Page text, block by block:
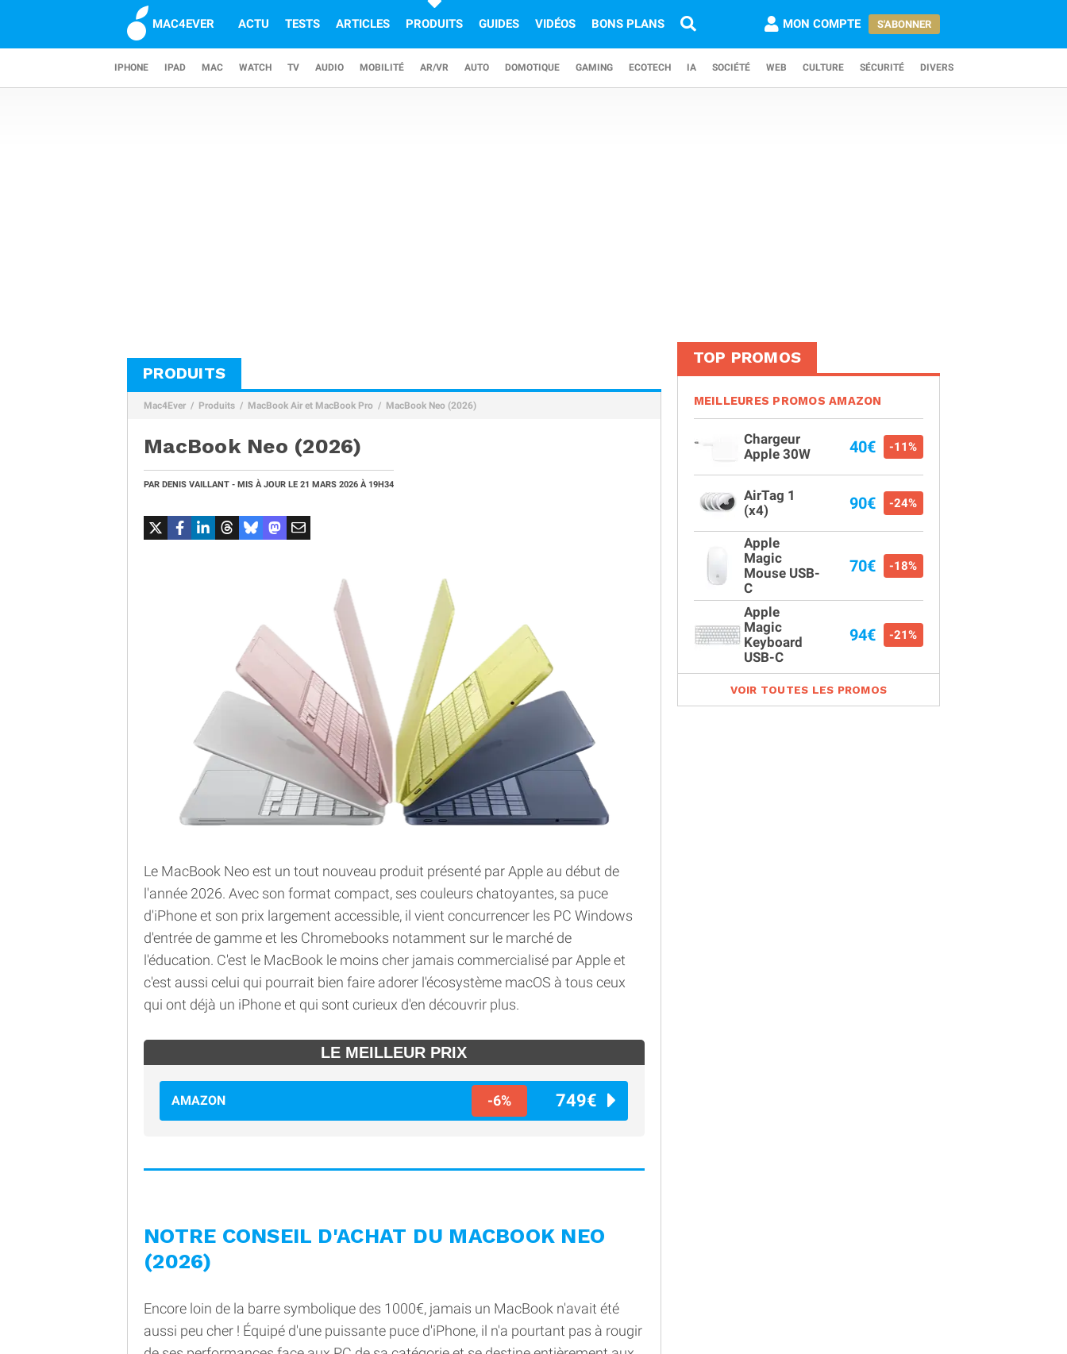
MAC4EVER ACTU TESTS ARTICLES PRODUITS GUIDES VIDÉOS BONS PLANS MON COMPTE S'ABONNER
IPHONE IPAD MAC WATCH TV AUDIO MOBILITÉ AR/VR AUTO DOMOTIQUE GAMING ECOTECH IA SOCIÉTÉ WEB CULTURE SÉCURITÉ DIVERS
PRODUITS
Mac4Ever Produits MacBook Air et MacBook Pro MacBook Neo (2026)
MacBook Neo (2026)
PAR DENIS VAILLANT - MIS À JOUR LE 21 MARS 2026 À 19H34
Le MacBook Neo est un tout nouveau produit présenté par Apple au début de
l'année 2026. Avec son format compact, ses couleurs chatoyantes, sa puce
d'iPhone et son prix largement accessible, il vient concurrencer les PC Windows
d'entrée de gamme et les Chromebooks notamment sur le marché de
l'éducation. C'est le MacBook le moins cher jamais commercialisé par Apple et
c'est aussi celui qui pourrait bien faire adorer l'écosystème macOS à tous ceux
qui ont déjà un iPhone et qui sont curieux d'en découvrir plus.
LE MEILLEUR PRIX
AMAZON -6% 749€
NOTRE CONSEIL D'ACHAT DU MACBOOK NEO
(2026)
Encore loin de la barre symbolique des 1000€, jamais un MacBook n'avait été
aussi peu cher ! Équipé d'une puissante puce d'iPhone, il n'a pourtant pas à rougir
TOP PROMOS
MEILLEURES PROMOS AMAZON
Chargeur
Apple 30W
40€ -11%
AirTag 1
(x4)
90€ -24%
Apple
Magic
Mouse USB-
C
70€ -18%
Apple
Magic
Keyboard
USB-C
94€ -21%
VOIR TOUTES LES PROMOS